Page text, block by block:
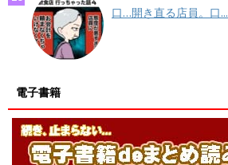
口…開き直る店員。口...
電子書籍